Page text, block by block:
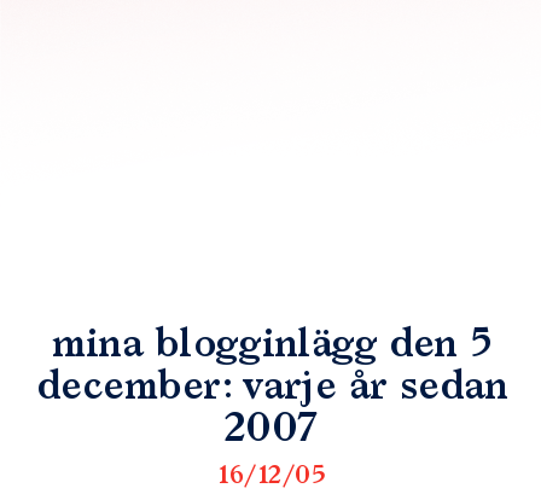
mina blogginlägg den 5
december: varje år sedan
2007
16/12/05